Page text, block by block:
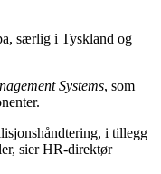
særlig i Tyskland og
Systems, som
i tillegg
sier HR-direktør